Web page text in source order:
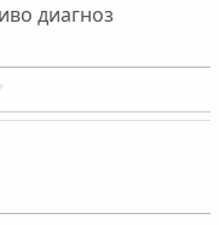
тогда
сменила адрес
тогда...могут
если я
что я
да то по каккой
думает????
диагноз
е
т